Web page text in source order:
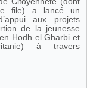
file) a lancé un
aux projets
de la jeunesse
Hodh el Gharbi et
à travers